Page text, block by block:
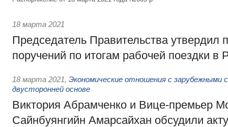
18 марта 2021
Председатель Правительства утвердил
поручений по итогам рабочей поездки в
18 марта 2021, Экономические отношения с зарубежными
двусторонней основе
Виктория Абрамченко и Вице-премьер
Сайнбуянгийн Амарсайхан обсудили